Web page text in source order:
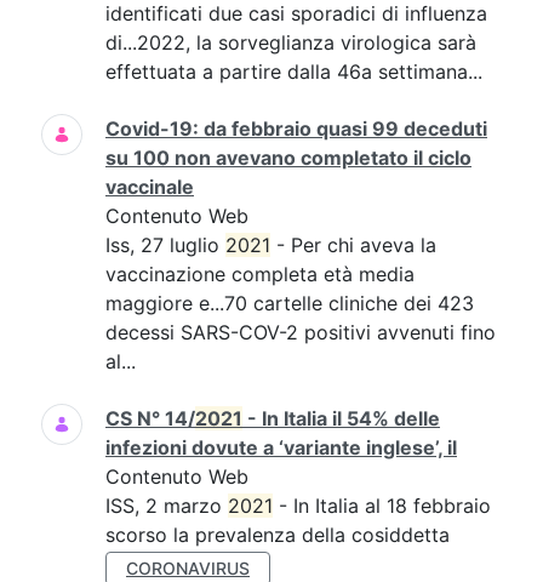
identificati due casi sporadici di influenza
di...2022, la sorveglianza virologica sarà
effettuata a partire dalla 46a settimana...
Covid-19: da febbraio quasi 99 deceduti
su 100 non avevano completato il ciclo
vaccinale
Contenuto Web
Iss, 27 luglio 2021 - Per chi aveva la
vaccinazione completa età media
maggiore e...70 cartelle cliniche dei 423
decessi SARS-COV-2 positivi avvenuti fino
al...
CS N° 14/2021 - In Italia il 54% delle
infezioni dovute a ‘variante inglese’, il
Contenuto Web
ISS, 2 marzo 2021 - In Italia al 18 febbraio
scorso la prevalenza della cosiddetta
CORONAVIRUS